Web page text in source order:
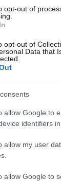
opt-out of
opt-out of
Data that
allow Google to
identifiers in
allow my user
allow Google to